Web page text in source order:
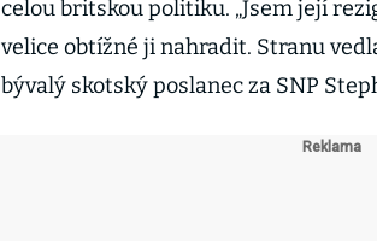
celou britskou politiku. „Jsem její
velice obtížné ji nahradit. Stranu
bývalý skotský poslanec za SNP